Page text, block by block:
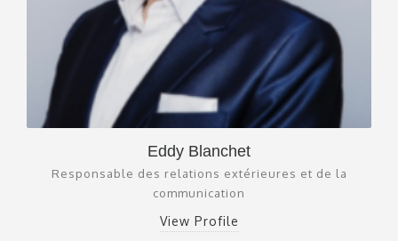
Eddy Blanchet
Responsable des relations extérieures et de la
communication
View Profile